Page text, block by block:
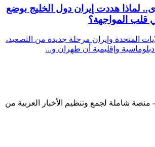
لماذا هددت إيران دول الخليج بوضع
قلب المواجهة؟
المتحدة وإيران مرحلة جديدة من التصعيد،
وإقليمية أن طهران و...
- منصة شاملة لجمع وتنظيم الأخبار العربية من